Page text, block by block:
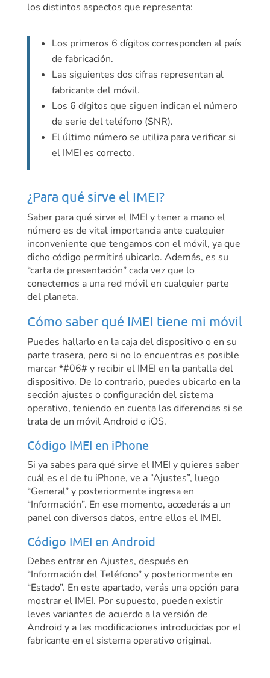
los distintos aspectos que representa:
Los primeros 6 dígitos corresponden al país
de fabricación.
Las siguientes dos cifras representan al
fabricante del móvil.
Los 6 dígitos que siguen indican el número
de serie del teléfono (SNR).
El último número se utiliza para verificar si
el IMEI es correcto.
¿Para qué sirve el IMEI?
Saber para qué sirve el IMEI y tener a mano el
número es de vital importancia ante cualquier
inconveniente que tengamos con el móvil, ya que
dicho código permitirá ubicarlo. Además, es su
“carta de presentación” cada vez que lo
conectemos a una red móvil en cualquier parte
del planeta.
Cómo saber qué IMEI tiene mi móvil
Puedes hallarlo en la caja del dispositivo o en su
parte trasera, pero si no lo encuentras es posible
marcar *#06# y recibir el IMEI en la pantalla del
dispositivo. De lo contrario, puedes ubicarlo en la
sección ajustes o configuración del sistema
operativo, teniendo en cuenta las diferencias si se
trata de un móvil Android o iOS.
Código IMEI en iPhone
Si ya sabes para qué sirve el IMEI y quieres saber
cuál es el de tu iPhone, ve a “Ajustes”, luego
“General” y posteriormente ingresa en
“Información”. En ese momento, accederás a un
panel con diversos datos, entre ellos el IMEI.
Código IMEI en Android
Debes entrar en Ajustes, después en
“Información del Teléfono” y posteriormente en
“Estado”. En este apartado, verás una opción para
mostrar el IMEI. Por supuesto, pueden existir
leves variantes de acuerdo a la versión de
Android y a las modificaciones introducidas por el
fabricante en el sistema operativo original.